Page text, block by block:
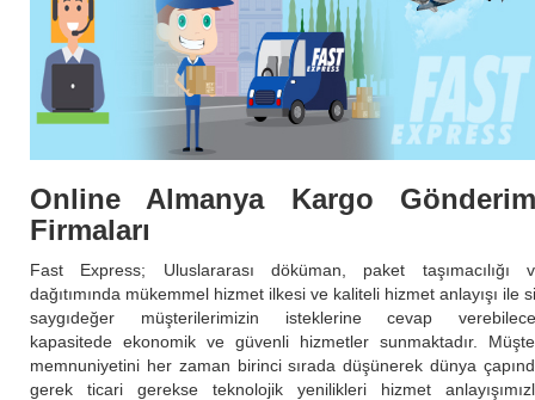
Online Almanya Kargo
Firmaları
Fast Express; Uluslararası döküman, paket taşımacılığı
dağıtımında mükemmel hizmet ilkesi ve kaliteli hizmet anlayışı ile
saygıdeğer müşterilerimizin isteklerine cevap
kapasitede ekonomik ve güvenli hizmetler sunmaktadır.
memnuniyetini her zaman birinci sırada düşünerek dünya
gerek ticari gerekse teknolojik yenilikleri hizmet